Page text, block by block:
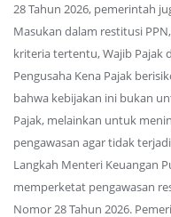
28 Tahun 2026, pemerintah
Masukan dalam restitusi
kriteria tertentu, Wajib Pajak
Pengusaha Kena Pajak
bahwa kebijakan ini bukan
Pajak, melainkan untuk
pengawasan agar tidak
Langkah Menteri Keuangan
memperketat pengawasan
Nomor 28 Tahun 2026.